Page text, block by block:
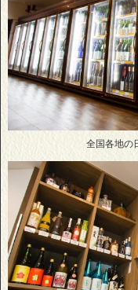
全国各地の